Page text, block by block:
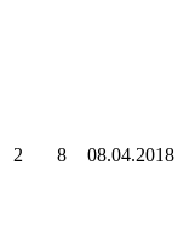
2 8 08.04.2018